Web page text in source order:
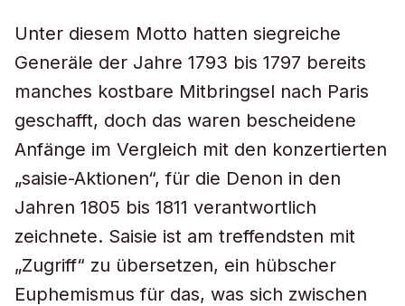
Unter diesem Motto hatten siegreiche
Generäle der Jahre 1793 bis 1797 bereits
manches kostbare Mitbringsel nach Paris
geschafft, doch das waren bescheidene
Anfänge im Vergleich mit den konzertierten
„saisie-Aktionen“, für die Denon in den
Jahren 1805 bis 1811 verantwortlich
zeichnete. Saisie ist am treffendsten mit
„Zugriff“ zu übersetzen, ein hübscher
Euphemismus für das, was sich zwischen